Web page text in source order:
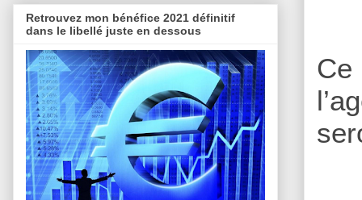
Retrouvez mon bénéfice 2021 définitif
dans le libellé juste en dessous